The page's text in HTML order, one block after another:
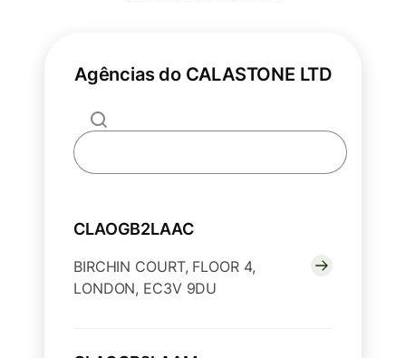
Agências do CALASTONE LTD
CLAOGB2LAAC
BIRCHIN COURT, FLOOR 4,
LONDON, EC3V 9DU